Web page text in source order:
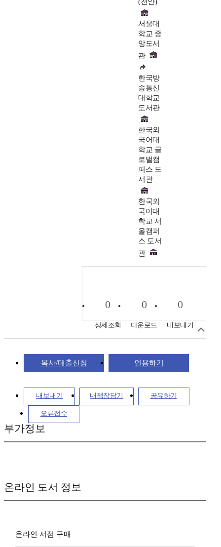
(천안)
서울대
학교 중
앙도서
관
한국방
송통신
대학교
도서관
한국외
국어대
학교 글
로벌캠
퍼스 도
서관
한국외
국어대
학교 서
울캠퍼
스 도서
관
0
상세조회
0
다운로드
0
내보내기
복사/대출신청 인용하기
내보내기 내책장담기 공유하기
오류접수
부가정보
온라인 도서 정보
온라인 서점 구매